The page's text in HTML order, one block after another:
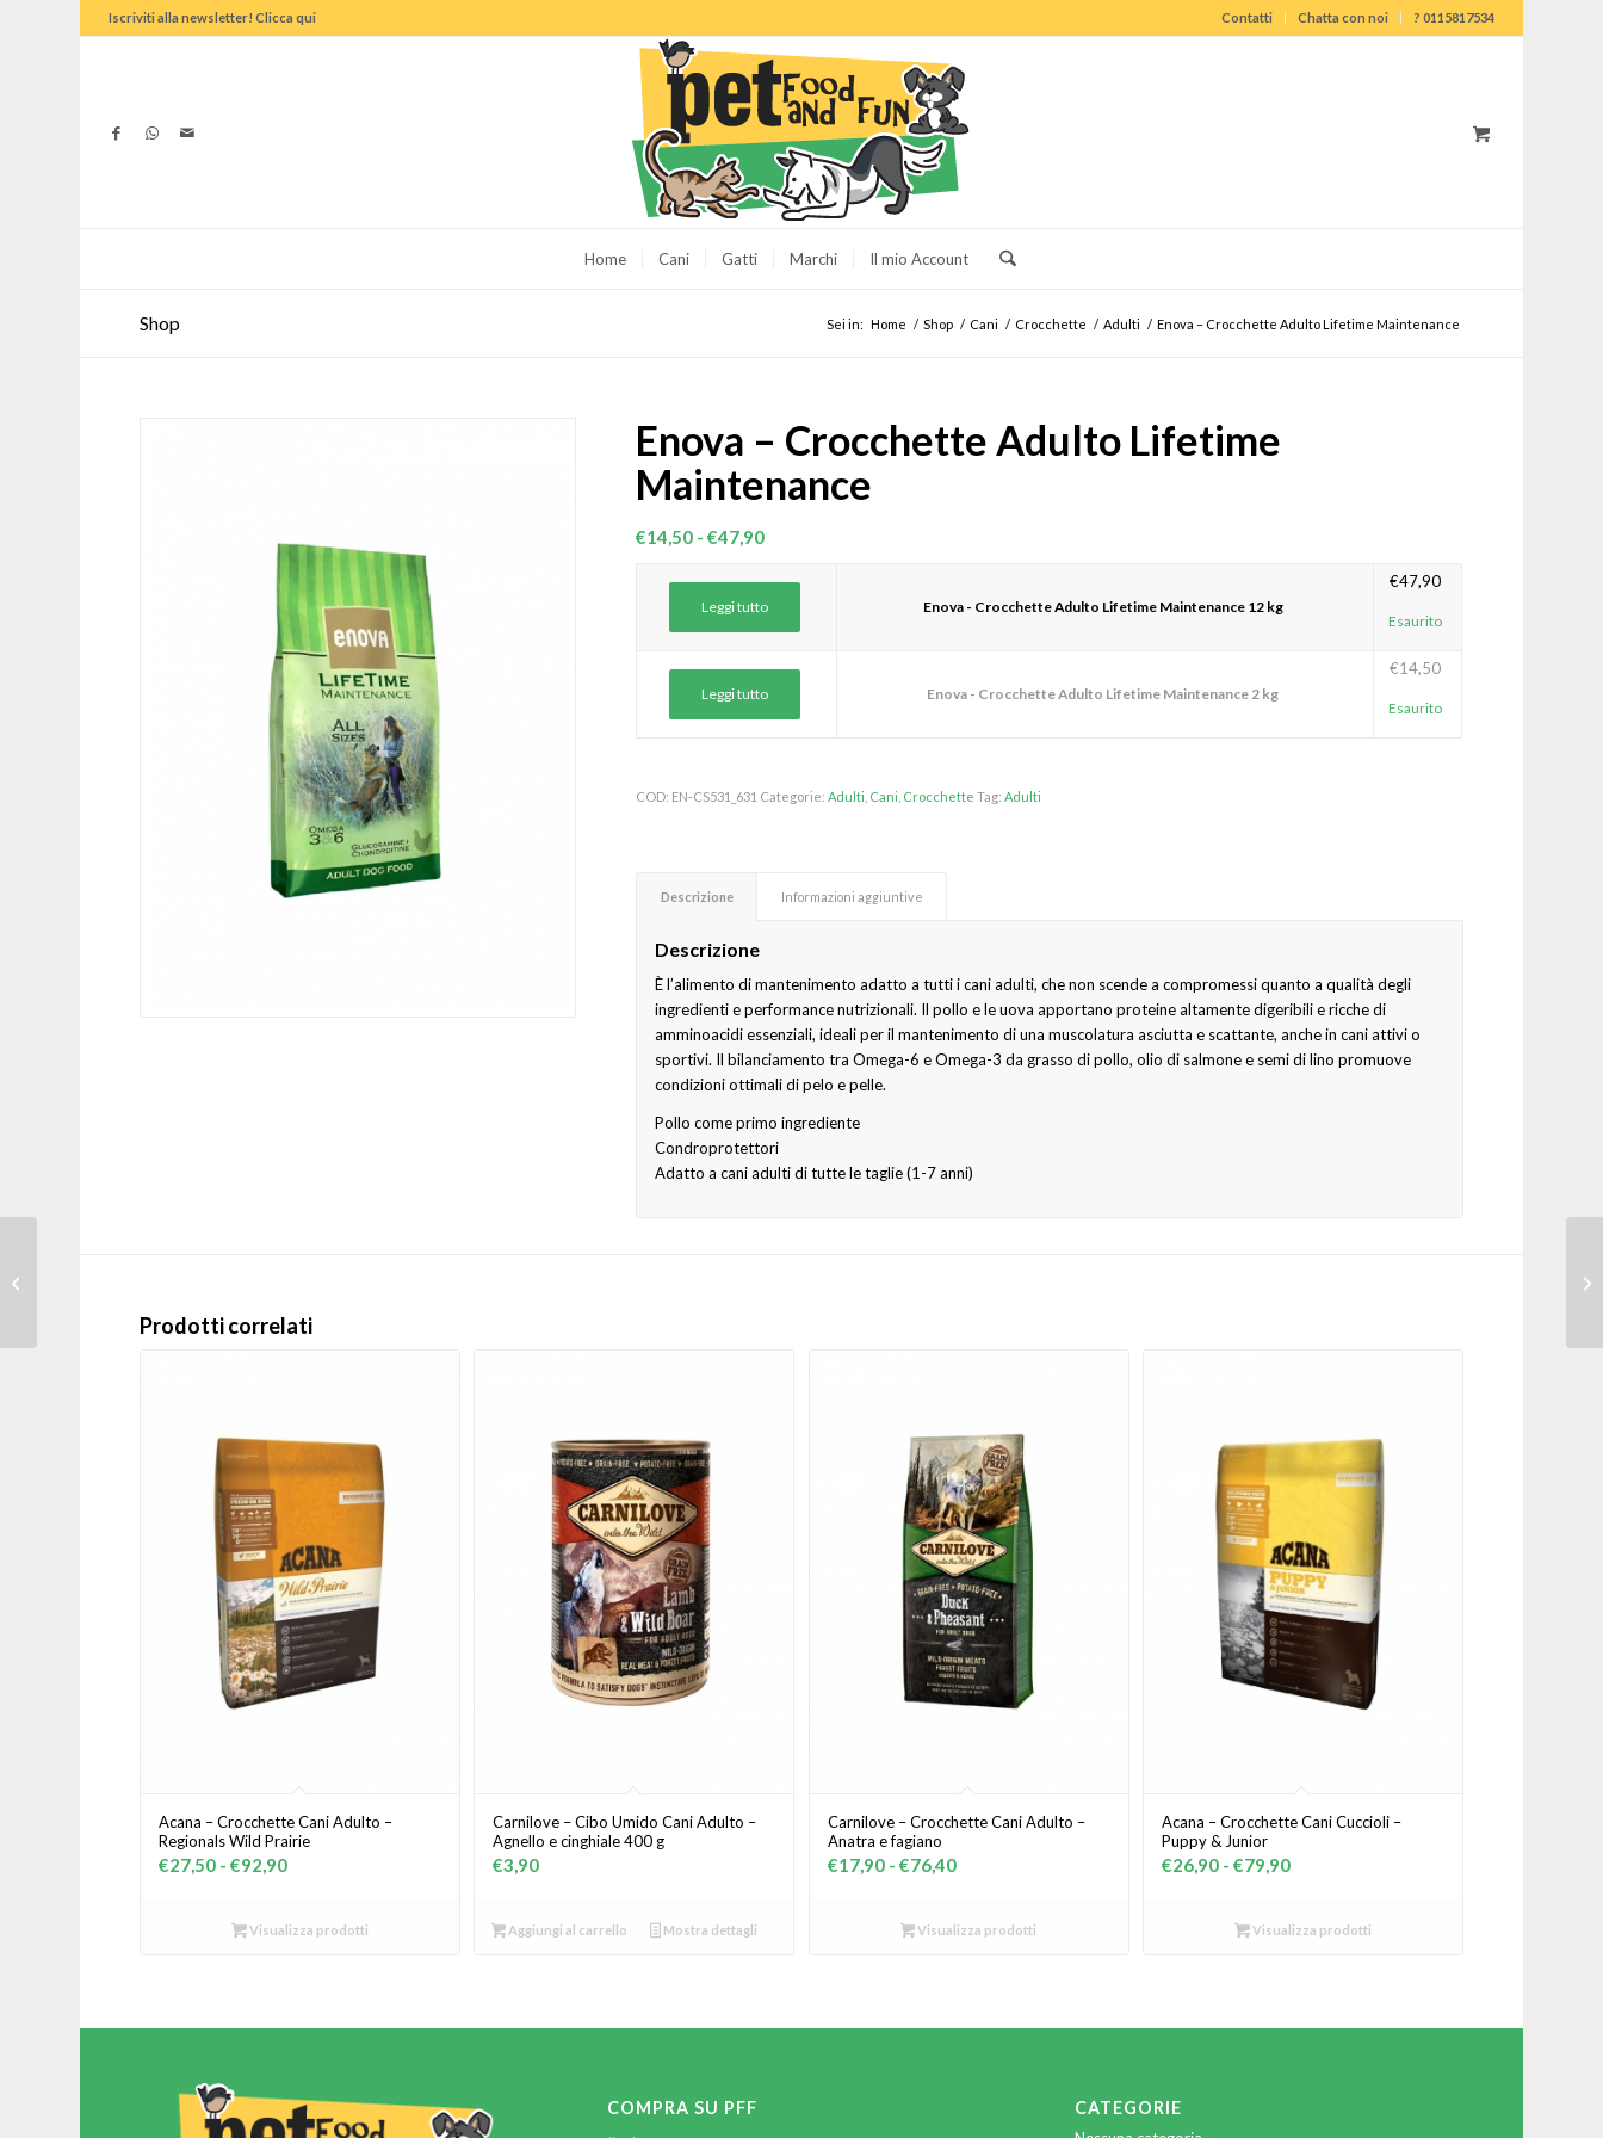
Contatti Chatta con noi ? 0115817534
Iscriviti alla newsletter! Clicca qui
Home Cani Gatti Marchi Il mio Account
Shop Sei in: Home / Shop / Cani / Crocchette / Adulti / Enova – Crocchette Adulto Lifetime Maintenance
Enova – Crocchette Adulto Lifetime
Maintenance
€14,50 - €47,90Fascia
Leggi tutto Enova - Crocchette Adulto Lifetime Maintenance 12 kg
€47,90
Esaurito
Leggi tutto Enova - Crocchette Adulto Lifetime Maintenance 2 kg
€14,50
Esaurito
COD: EN-CS531_631 Categorie:Adulti Cani Crocchette Tag:Adulti
Descrizione Informazioni aggiuntive
Descrizione
È l’alimento di mantenimento adatto a tutti i cani adulti, che non scende a compromessi quanto a qualità degli
ingredienti e performance nutrizionali. Il pollo e le uova apportano proteine altamente digeribili e ricche di
amminoacidi essenziali, ideali per il mantenimento di una muscolatura asciutta e scattante, anche in cani attivi o
sportivi. Il bilanciamento tra Omega-6 e Omega-3 da grasso di pollo, olio di salmone e semi di lino promuove
condizioni ottimali di pelo e pelle.
Pollo come primo ingrediente
Condroprotettori
Adatto a cani adulti di tutte le taglie (1-7 anni)
Prodotti correlati
Acana – Crocchette Cani Adulto –
Regionals Wild Prairie
€27,50 - €92,90Fascia
prezzo:
Visualizza prodotti
Carnilove – Cibo Umido Cani Adulto –
Agnello e cinghiale 400 g
€3,90
Aggiungi al carrello Mostra dettagli
Carnilove – Crocchette Cani Adulto –
Anatra e fagiano
€17,90 - €76,40Fascia
prezzo:
Visualizza prodotti
Acana – Crocchette Cani Cuccioli –
Puppy & Junior
€26,90 - €79,90Fascia
prezzo:
Visualizza prodotti
COMPRA SU PFF CATEGORIE